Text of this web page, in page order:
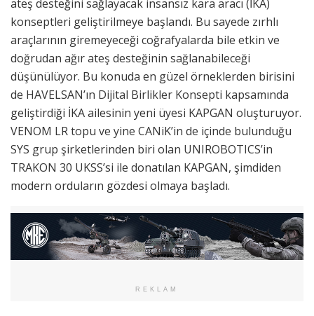
ateş desteğini sağlayacak insansız kara aracı (İKA)
konseptleri geliştirilmeye başlandı. Bu sayede zırhlı
araçlarının giremeyeceği coğrafyalarda bile etkin ve
doğrudan ağır ateş desteğinin sağlanabileceği
düşünülüyor. Bu konuda en güzel örneklerden birisini
de HAVELSAN’ın Dijital Birlikler Konsepti kapsamında
geliştirdiği İKA ailesinin yeni üyesi KAPGAN oluşturuyor.
VENOM LR topu ve yine CANiK’in de içinde bulunduğu
SYS grup şirketlerinden biri olan UNIROBOTICS’in
TRAKON 30 UKSS’si ile donatılan KAPGAN, şimdiden
modern orduların gözdesi olmaya başladı.
REKLAM